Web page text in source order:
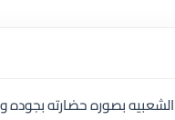
الشعبيه بصوره حضارته